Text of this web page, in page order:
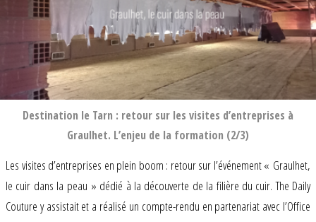
Destination le Tarn : retour sur les visites d’entreprises à
Graulhet. L’enjeu de la formation (2/3)
Les visites d’entreprises en plein boom : retour sur l’événement « Graulhet,
le cuir dans la peau » dédié à la découverte de la filière du cuir. The Daily
Couture y assistait et a réalisé un compte-rendu en partenariat avec l’Office